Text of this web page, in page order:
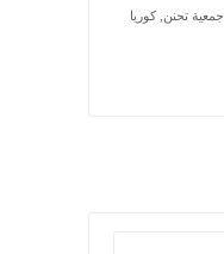
جمعية تحنن ,كوريا